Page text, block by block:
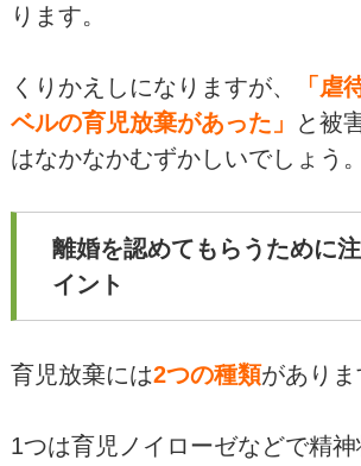
ります。
くりかえしになりますが、
「虐
ベルの育児放棄があった」
と被
はなかなかむずかしいでしょう。
離婚を認めてもらうために
イント
育児放棄には2つの種類がありま
1つは育児ノイローゼなどで精神